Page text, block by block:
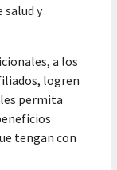
salud y
a los
logren
permita
tengan con